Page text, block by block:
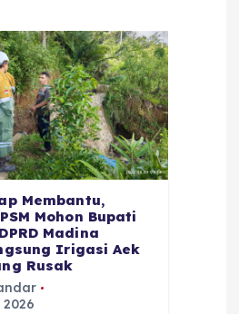
Membantu,
Mohon Bupati
Madina
Irigasi Aek
Rusak